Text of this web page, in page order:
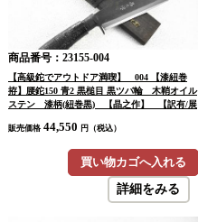
商品番号：23155-004
【高級鉈でアウトドア満喫】 004 【漆紐巻
拵】腰鉈150 青2 黒槌目 黒ツバ輪 木鞘オイル
ステン 漆柄(紐巻黒) 【晶之作】 【訳有/展
ン：承諾の上注文】
販売価格 44,550 円（税込）
買い物カゴへ入れる
詳細をみる